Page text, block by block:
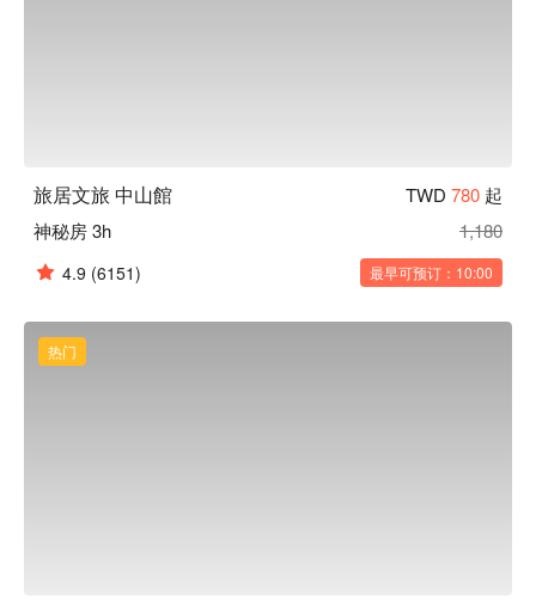
旅居文旅 中山館 TWD 780 起
神秘房 3h
1,180
4.9 (6151) 最早可预订：10:00
热门